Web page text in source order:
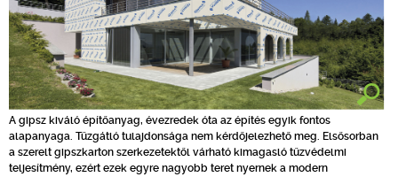
A gipsz kiváló építőanyag, évezredek óta az építés egyik fontos
alapanyaga. Tűzgátló tulajdonsága nem kérdőjelezhető meg. Elsősorban
a szerelt gipszkarton szerkezetektől várható kimagasló tűzvédelmi
teljesítmény, ezért ezek egyre nagyobb teret nyernek a modern